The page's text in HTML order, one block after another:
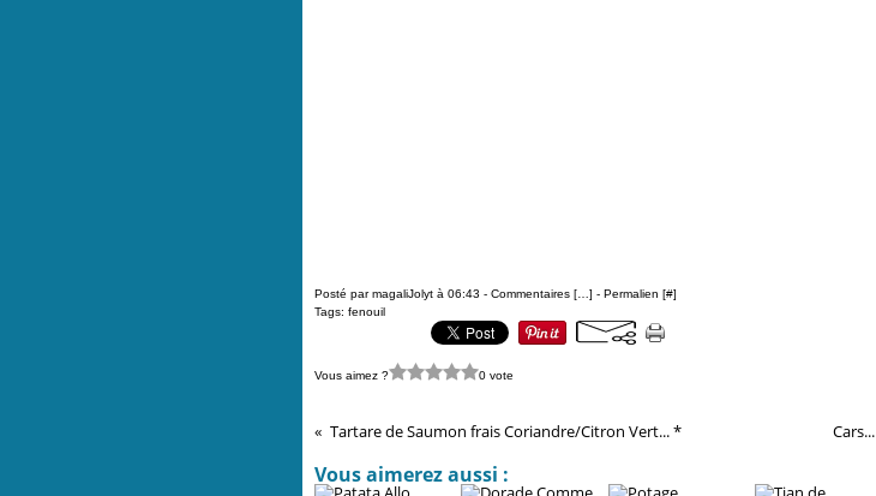
Posté par magaliJolyt à 06:43 - Commentaires [ ] - Permalien [#]
Tags: fenouil
Vous aimez ? 0 vote
Tartare de Saumon frais Coriandre/Citron Vert... * Cars...
Vous aimerez aussi :